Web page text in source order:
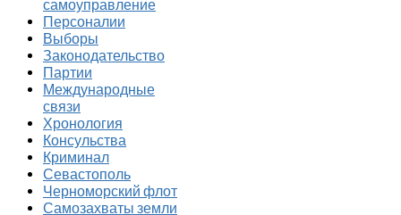
самоуправление
Персоналии
Выборы
Законодательство
Партии
Международные
связи
Хронология
Консульства
Криминал
Севастополь
Черноморский флот
Самозахваты земли